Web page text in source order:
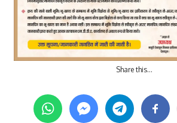
Share this…